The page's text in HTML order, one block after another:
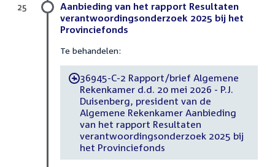
Aanbieding van het rapport Resultaten
verantwoordingsonderzoek 2025 bij het
Provinciefonds
Te behandelen:
-36945-C-2 Rapport/brief Algemene
Rekenkamer d.d. 20 mei 2026 - P.J.
Duisenberg, president van de
Algemene Rekenkamer Aanbieding
van het rapport Resultaten
verantwoordingsonderzoek 2025 bij
het Provinciefonds
25